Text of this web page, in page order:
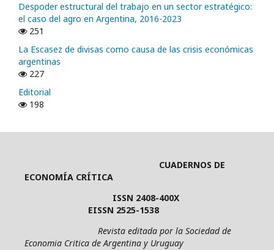
Despoder estructural del trabajo en un sector estratégico:
el caso del agro en Argentina, 2016-2023
251
La Escasez de divisas como causa de las crisis económicas
argentinas
227
Editorial
198
CUADERNOS DE
ECONOMÍA CRÍTICA
ISSN 2408-400X
EISSN 2525-1538
Revista editada por la Sociedad de
Economia Critica de Argentina y Uruguay